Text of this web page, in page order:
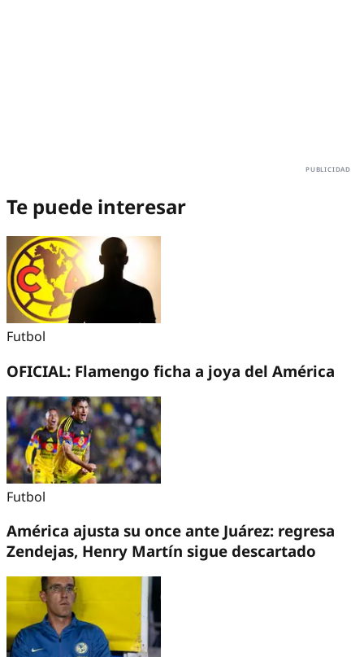
Te puede interesar
Futbol
OFICIAL: Flamengo ficha a joya del América
Futbol
América ajusta su once ante Juárez: regresa
Zendejas, Henry Martín sigue descartado